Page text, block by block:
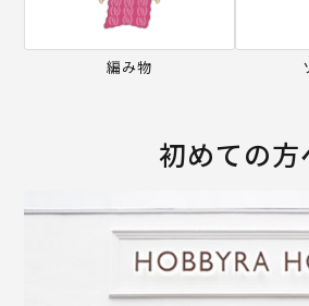
編み物
初めての方